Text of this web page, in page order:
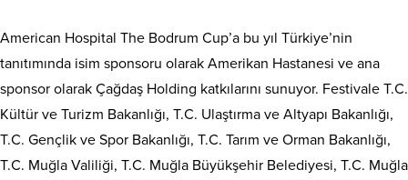
American Hospital The Bodrum Cup’a bu yıl Türkiye’nin
tanıtımında isim sponsoru olarak Amerikan Hastanesi ve ana
sponsor olarak Çağdaş Holding katkılarını sunuyor. Festivale T.C.
Kültür ve Turizm Bakanlığı, T.C. Ulaştırma ve Altyapı Bakanlığı,
T.C. Gençlik ve Spor Bakanlığı, T.C. Tarım ve Orman Bakanlığı,
T.C. Muğla Valiliği, T.C. Muğla Büyükşehir Belediyesi, T.C. Muğla